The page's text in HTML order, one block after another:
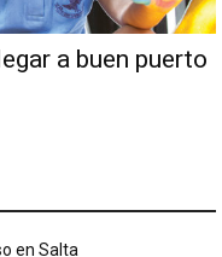
a buen puerto
en Salta